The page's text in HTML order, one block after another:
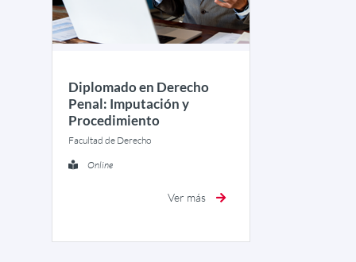
Diplomado en Derecho
Penal: Imputación y
Procedimiento
Facultad de Derecho
Online
Ver más